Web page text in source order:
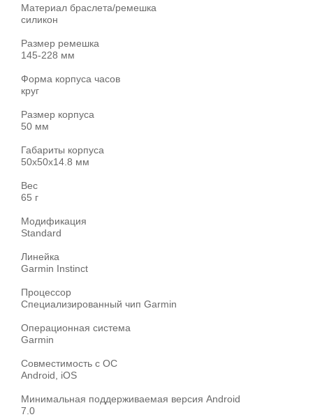
Материал браслета/ремешка
силикон
Размер ремешка
145-228 мм
Форма корпуса часов
круг
Размер корпуса
50 мм
Габариты корпуса
50x50x14.8 мм
Вес
65 г
Модификация
Standard
Линейка
Garmin Instinct
Процессор
Специализированный чип Garmin
Операционная система
Garmin
Совместимость с ОС
Android, iOS
Минимальная поддерживаемая версия Android
7.0